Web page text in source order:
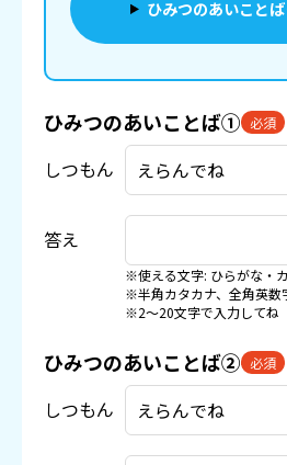
ひみつのあいこと
ひみつのあいことば① 必須
しつもん
答え
※使える文字: ひらがな・
※半角カタカナ、全角英数
※2〜20文字で入力してね
ひみつのあいことば② 必須
しつもん